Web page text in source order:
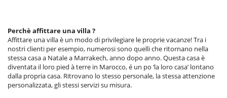
Perchè affittare una villa ?
Affittare una villa è un modo di privilegiare le proprie vacanze! Tra i
nostri clienti per esempio, numerosi sono quelli che ritornano nella
stessa casa a Natale a Marrakech, anno dopo anno. Questa casa è
diventata il loro pied à terre in Marocco, é un po ‘la loro casa’ lontano
dalla propria casa. Ritrovano lo stesso personale, la stessa attenzione
personalizzata, gli stessi servizi su misura.